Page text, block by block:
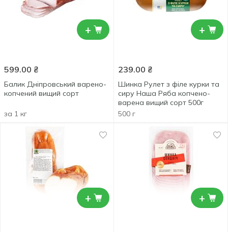
+
599.00 ₴
Балик Дніпровський варено-
копчений вищий сорт
за 1 кг
+
239.00 ₴
Шинка Рулет з філе курки та
сиру Наша Ряба копчено-
варена вищий сорт 500г
500 г
+ +